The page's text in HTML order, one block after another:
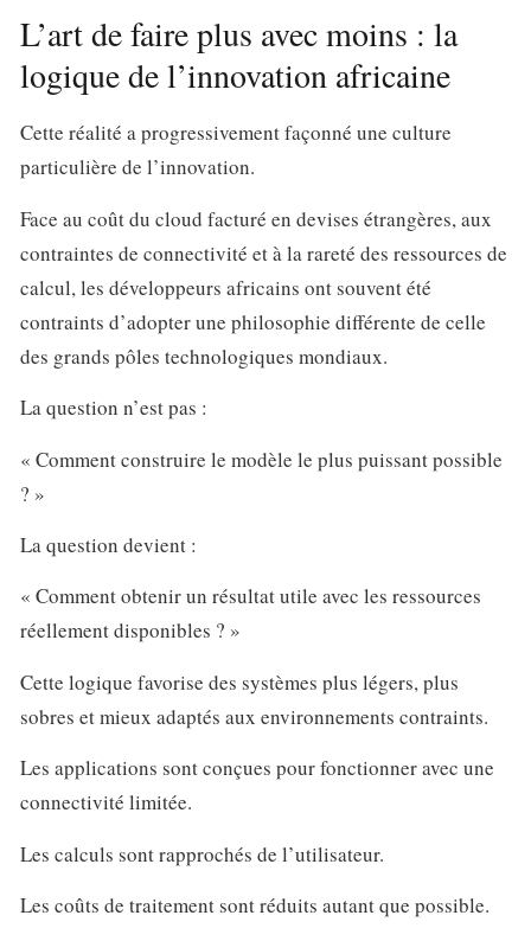
L’art de faire plus avec moins : la
logique de l’innovation africaine
Cette réalité a progressivement façonné une culture
particulière de l’innovation.
Face au coût du cloud facturé en devises étrangères, aux
contraintes de connectivité et à la rareté des ressources de
calcul, les développeurs africains ont souvent été
contraints d’adopter une philosophie différente de celle
des grands pôles technologiques mondiaux.
La question n’est pas :
« Comment construire le modèle le plus puissant possible
? »
La question devient :
« Comment obtenir un résultat utile avec les ressources
réellement disponibles ? »
Cette logique favorise des systèmes plus légers, plus
sobres et mieux adaptés aux environnements contraints.
Les applications sont conçues pour fonctionner avec une
connectivité limitée.
Les calculs sont rapprochés de l’utilisateur.
Les coûts de traitement sont réduits autant que possible.